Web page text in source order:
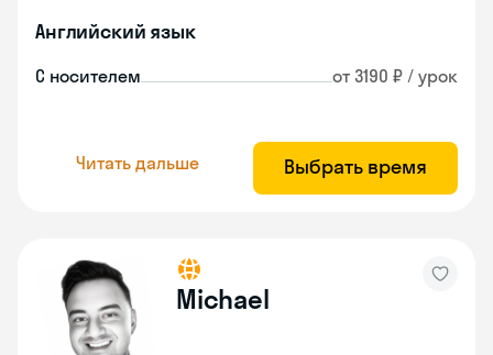
Английский язык
С носителем от 3190 ₽ / урок
Читать дальше Выбрать время
Michael